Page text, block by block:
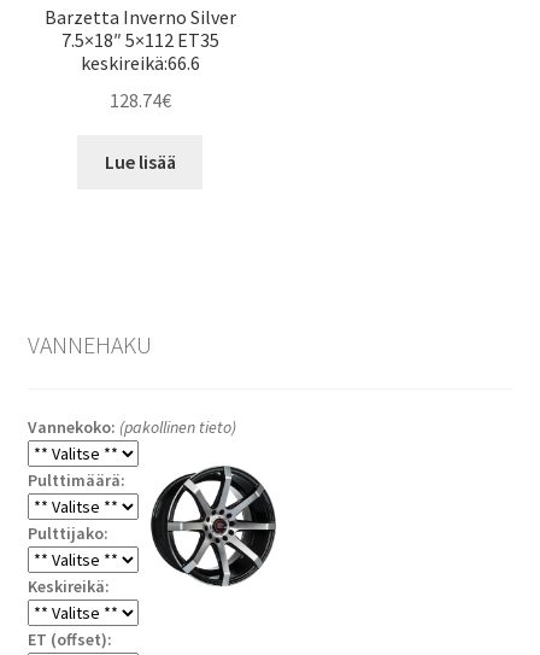
Barzetta Inverno Silver
7.5×18″ 5×112 ET35
keskireikä:66.6
128.74€
Lue lisää
VANNEHAKU
Vannekoko: (pakollinen tieto)
Pulttimäärä:
Pulttijako:
Keskireikä:
ET (offset):